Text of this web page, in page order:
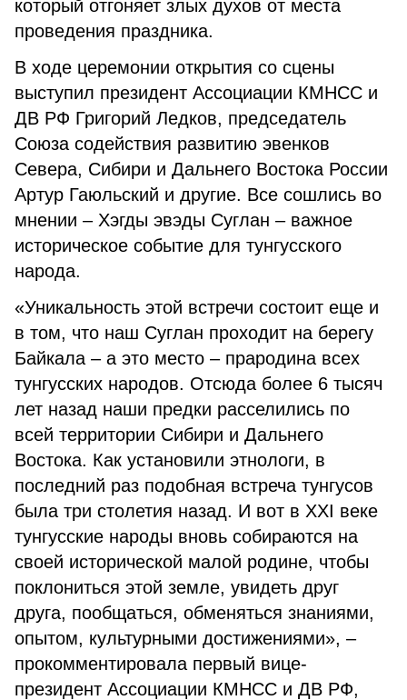
который отгоняет злых духов от места
проведения праздника.
В ходе церемонии открытия со сцены
выступил президент Ассоциации КМНСС и
ДВ РФ Григорий Ледков, председатель
Союза содействия развитию эвенков
Севера, Сибири и Дальнего Востока России
Артур Гаюльский и другие. Все сошлись во
мнении – Хэгды эвэды Суглан – важное
историческое событие для тунгусского
народа.
«Уникальность этой встречи состоит еще и
в том, что наш Суглан проходит на берегу
Байкала – а это место – прародина всех
тунгусских народов. Отсюда более 6 тысяч
лет назад наши предки расселились по
всей территории Сибири и Дальнего
Востока. Как установили этнологи, в
последний раз подобная встреча тунгусов
была три столетия назад. И вот в XXI веке
тунгусские народы вновь собираются на
своей исторической малой родине, чтобы
поклониться этой земле, увидеть друг
друга, пообщаться, обменяться знаниями,
опытом, культурными достижениями», –
прокомментировала первый вице-
президент Ассоциации КМНСС и ДВ РФ,